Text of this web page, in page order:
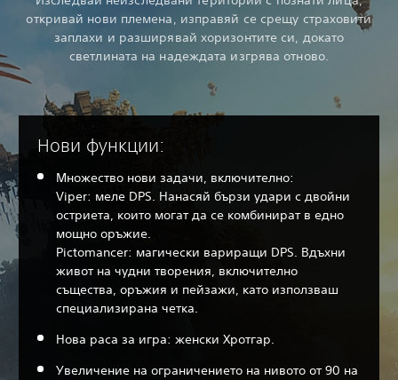
откривай нови племена, изправяй се срещу страховити
заплахи и разширявай хоризонтите си, докато
светлината на надеждата изгрява отново.
Нови функции:
Множество нови задачи, включително:
Viper: меле DPS. Нанасяй бързи удари с двойни
остриета, които могат да се комбинират в едно
мощно оръжие.
Pictomancer: магически вариращи DPS. Вдъхни
живот на чудни творения, включително
същества, оръжия и пейзажи, като използваш
специализирана четка.
Нова раса за игра: женски Хротгар.
Увеличение на ограничението на нивото от 90 на